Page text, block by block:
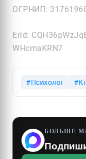
ОГРНИП:
Erid:
WHcmaKRN7
Психолог
БОЛЬШЕ